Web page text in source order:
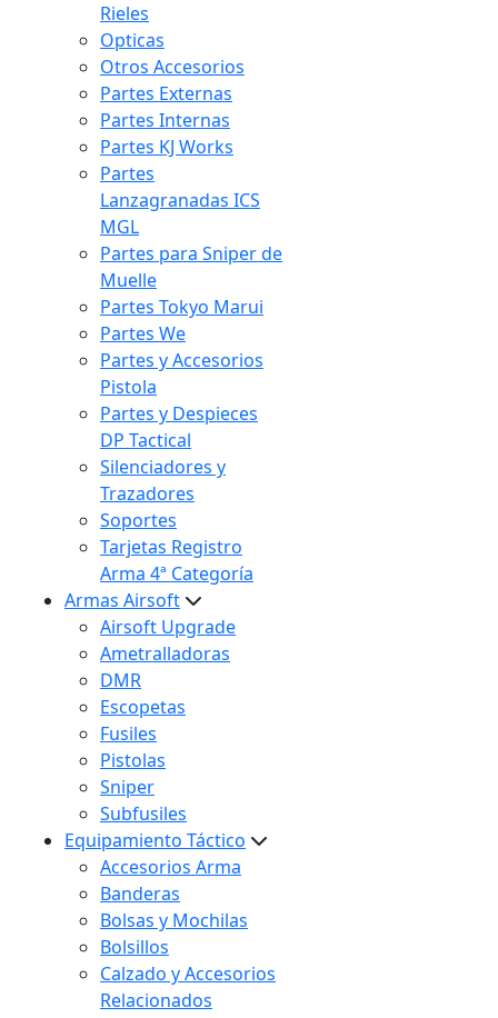
Rieles
Opticas
Otros Accesorios
Partes Externas
Partes Internas
Partes KJ Works
Partes
Lanzagranadas ICS
MGL
Partes para Sniper de
Muelle
Partes Tokyo Marui
Partes We
Partes y Accesorios
Pistola
Partes y Despieces
DP Tactical
Silenciadores y
Trazadores
Soportes
Tarjetas Registro
Arma 4ª Categoría
Armas Airsoft
Airsoft Upgrade
Ametralladoras
DMR
Escopetas
Fusiles
Pistolas
Sniper
Subfusiles
Equipamiento Táctico
Accesorios Arma
Banderas
Bolsas y Mochilas
Bolsillos
Calzado y Accesorios
Relacionados